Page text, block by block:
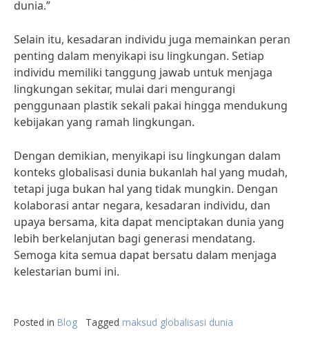
dunia.”
Selain itu, kesadaran individu juga memainkan peran
penting dalam menyikapi isu lingkungan. Setiap
individu memiliki tanggung jawab untuk menjaga
lingkungan sekitar, mulai dari mengurangi
penggunaan plastik sekali pakai hingga mendukung
kebijakan yang ramah lingkungan.
Dengan demikian, menyikapi isu lingkungan dalam
konteks globalisasi dunia bukanlah hal yang mudah,
tetapi juga bukan hal yang tidak mungkin. Dengan
kolaborasi antar negara, kesadaran individu, dan
upaya bersama, kita dapat menciptakan dunia yang
lebih berkelanjutan bagi generasi mendatang.
Semoga kita semua dapat bersatu dalam menjaga
kelestarian bumi ini.
Posted in Blog Tagged maksud globalisasi dunia